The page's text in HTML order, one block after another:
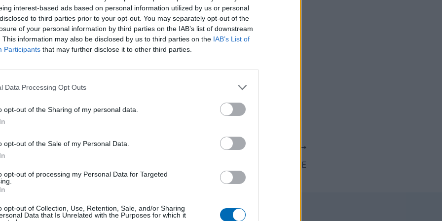
interest-based ads based on personal information utilized by us or personal
to third parties prior to your opt-out. You may separately opt-out of the
of your personal information by third parties on the IAB’s list of downstream
This information may also be disclosed by us to third parties on the IAB’s List of
Participants that may further disclose it to other third parties.
Data Processing Opt Outs
opt-out of the Sharing of my personal data.
opt-out of the Sale of my Personal Data.
opt-out of processing my Personal Data for Targeted
opt-out of Collection, Use, Retention, Sale, and/or Sharing
Data that Is Unrelated with the Purposes for which it
niveau possible par la suite.
ta semaine type?
surveillant au lycée Duplessis Mornais.
Washing Partenaire à la une : SNEG PROPRETE